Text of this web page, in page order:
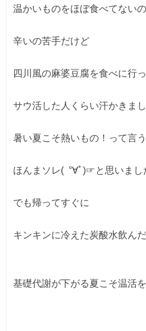
温かいものをほぼ食べてない
辛いの苦手だけど
四川風の麻婆豆腐を食べに行
サウ活した人くらい汗かきま
暑い夏こそ熱いもの！って言
ほんまソレ(⁠  °⁠∀ﾟ⁠)⁠☞と思いまし
でも帰ってすぐに
キンキンに冷えた炭酸水飲ん
基礎代謝が下がる夏こそ温活